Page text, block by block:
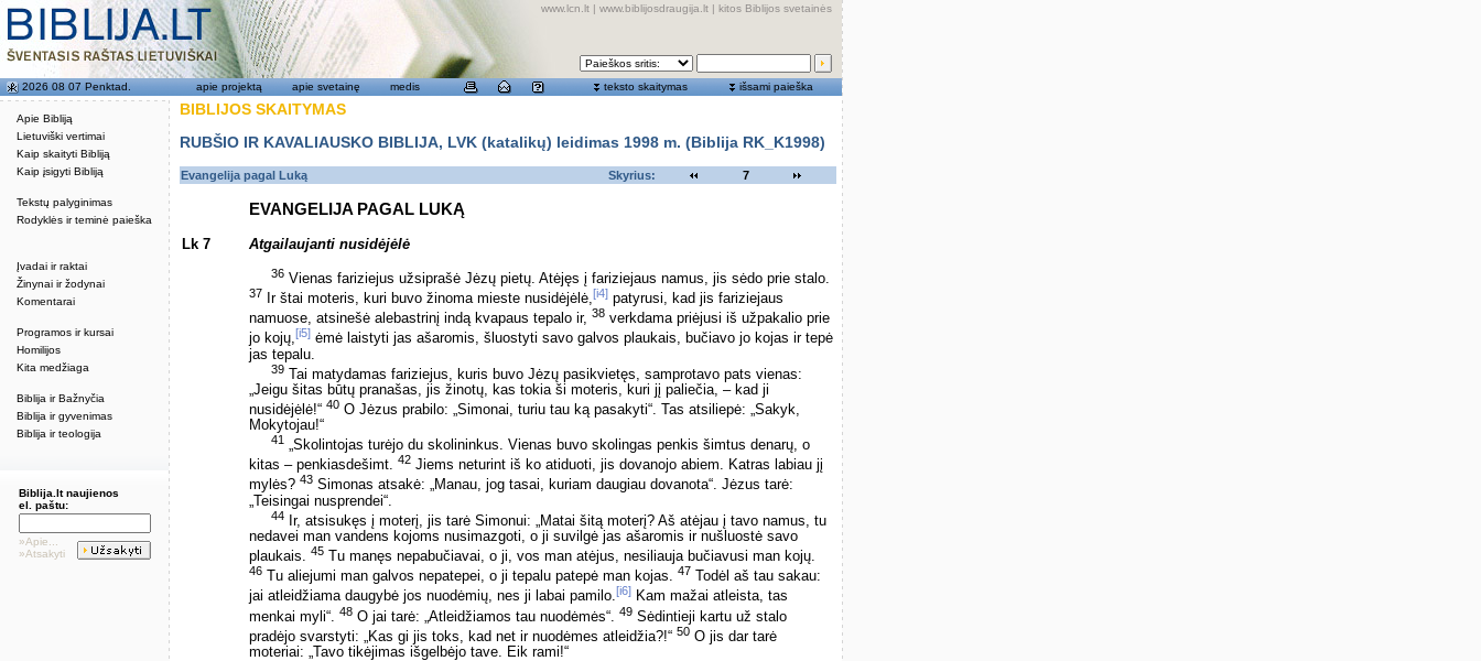
Apie Bibliją
Lietuviški vertimai
Kaip skaityti Bibliją
Kaip įsigyti Bibliją
Tekstų palyginimas
Rodyklės ir teminė paieška
Įvadai ir raktai
Žinynai ir žodynai
Komentarai
Programos ir kursai
Homilijos
Kita medžiaga
Biblija ir Bažnyčia
Biblija ir gyvenimas
Biblija ir teologija
www.lcn.lt | www.biblijosdraugija.lt | kitos Biblijos svetainės
2026 08 07 Penktad. apie projektą apie svetainę medis teksto skaitymas išsami paieška
Biblija.lt naujienos
el. paštu:
»Apie...
»Atsakyti
BIBLIJOS SKAITYMAS
RUBŠIO IR KAVALIAUSKO BIBLIJA, LVK (katalikų) leidimas 1998 m. (Biblija RK_K1998)
Evangelija pagal Luką Skyrius: 7
EVANGELIJA PAGAL LUKĄ
Lk 7 Atgailaujanti nusidėjėlė
36 Vienas fariziejus užsiprašė Jėzų pietų. Atėjęs į fariziejaus namus, jis sėdo prie stalo.
37 Ir štai moteris, kuri buvo žinoma mieste nusidėjėlė,[i4] patyrusi, kad jis fariziejaus
namuose, atsinešė alebastrinį indą kvapaus tepalo ir, 38 verkdama priėjusi iš užpakalio prie
jo kojų,[i5] ėmė laistyti jas ašaromis, šluostyti savo galvos plaukais, bučiavo jo kojas ir tepė
jas tepalu.
39 Tai matydamas fariziejus, kuris buvo Jėzų pasikvietęs, samprotavo pats vienas:
„Jeigu šitas būtų pranašas, jis žinotų, kas tokia ši moteris, kuri jį paliečia, – kad ji
nusidėjėlė!“ 40 O Jėzus prabilo: „Simonai, turiu tau ką pasakyti“. Tas atsiliepė: „Sakyk,
Mokytojau!“
41 „Skolintojas turėjo du skolininkus. Vienas buvo skolingas penkis šimtus denarų, o
kitas – penkiasdešimt. 42 Jiems neturint iš ko atiduoti, jis dovanojo abiem. Katras labiau jį
mylės? 43 Simonas atsakė: „Manau, jog tasai, kuriam daugiau dovanota“. Jėzus tarė:
„Teisingai nusprendei“.
44 Ir, atsisukęs į moterį, jis tarė Simonui: „Matai šitą moterį? Aš atėjau į tavo namus, tu
nedavei man vandens kojoms nusimazgoti, o ji suvilgė jas ašaromis ir nušluostė savo
plaukais. 45 Tu manęs nepabučiavai, o ji, vos man atėjus, nesiliauja bučiavusi man kojų.
46 Tu aliejumi man galvos nepatepei, o ji tepalu patepė man kojas. 47 Todėl aš tau sakau:
jai atleidžiama daugybė jos nuodėmių, nes ji labai pamilo.[i6] Kam mažai atleista, tas
menkai myli“. 48 O jai tarė: „Atleidžiamos tau nuodėmės“. 49 Sėdintieji kartu už stalo
pradėjo svarstyti: „Kas gi jis toks, kad net ir nuodėmes atleidžia?!“ 50 O jis dar tarė
moteriai: „Tavo tikėjimas išgelbėjo tave. Eik rami!“